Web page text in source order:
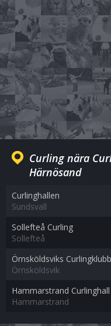
Curling nära
Härnösand
Curlinghallen
Sundsvall
Sollefteå Curling
Sollefteå
Örnsköldsviks Curlingklubb
Örnsköldsvik
Hammarstrand Curlinghall
Hammarstrand